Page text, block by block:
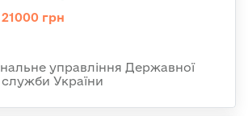
грн
управління Державної
України